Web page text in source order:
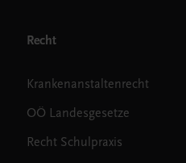
Recht
Krankenanstaltenrecht
OÖ Landesgesetze
Recht Schulpraxis